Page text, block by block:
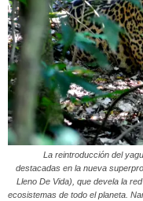
La reintroducción del
destacadas en la nueva
Lleno De Vida), que devela la
ecosistemas de todo el planeta.